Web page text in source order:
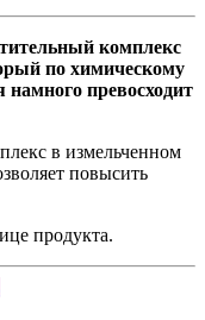
комплекс
по химическому
намного превосходит
в измельченном
повысить
продукта.